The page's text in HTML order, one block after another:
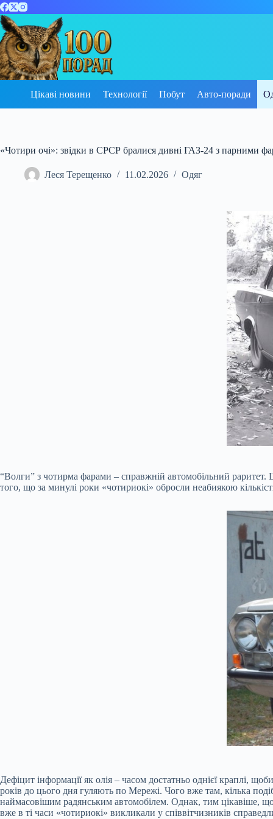
Перейти
до
вмісту
Цікаві новини Технології Побут Авто-поради
«Чотири очі»: звідки в СРСР бралися дивні ГАЗ-24 з парними
Леся Терещенко 11.02.2026 Одяг
“Волги” з чотирма фарами – справжній автомобільний раритет.
того, що за минулі роки «чотириокі» обросли неабиякою
Дефіцит інформації як олія – часом достатньо однієї краплі,
років до цього дня гуляють по Мережі. Чого вже там, кілька
наймасовішим радянським автомобілем. Однак, тим цікавіше,
вже в ті часи «чотириокі» викликали у співвітчизників